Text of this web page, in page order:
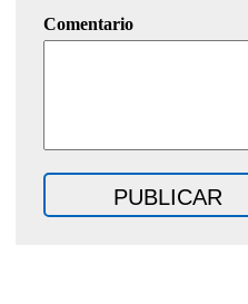
Comentario